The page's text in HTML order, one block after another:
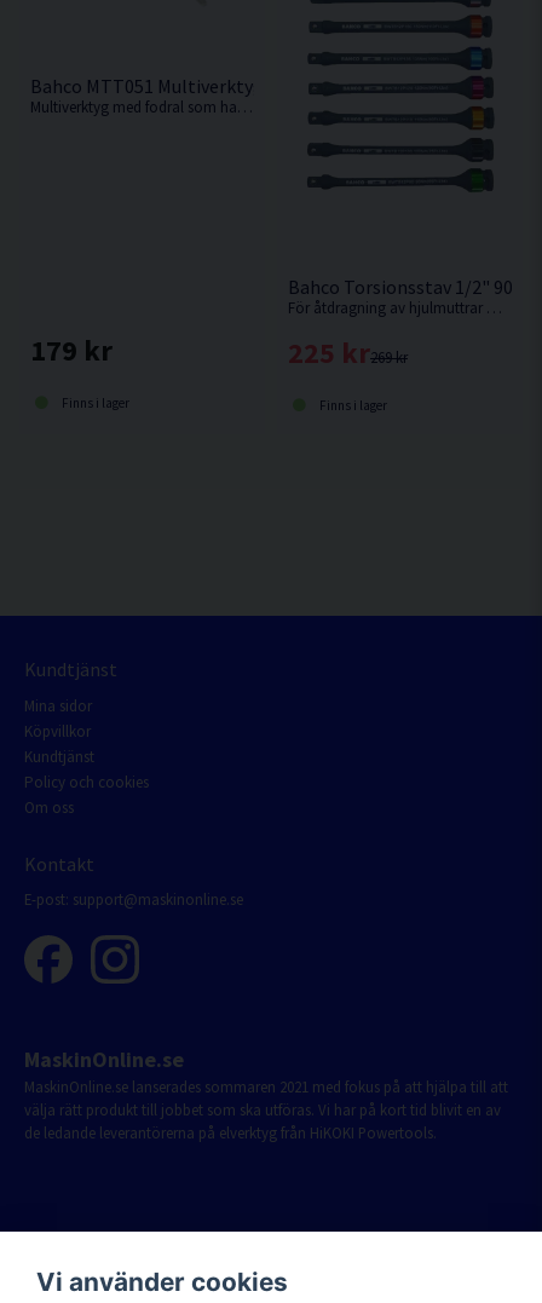
Bahco MTT051 Multiverktyg 12-i-1
Multiverktyg med fodral som har hela 12 funktioner från Bahco.
179 kr
Finns i lager
Bahco Torsionsstav 1/2" 90-
För åtdragning av hjulmuttrar med en mutterdragare utan att överskrida rekommenderat vridmoment. Välj styrka i rullmenyn.
269 kr
225 kr
Finns i lager
Kundtjänst
Mina sidor
Köpvillkor
Kundtjänst
Policy och cookies
Om oss
Kontakt
E-post: support@maskinonline.se
MaskinOnline.se
MaskinOnline.se lanserades sommaren 2021 med fokus på att hjälpa till att
välja rätt produkt till jobbet som ska utföras. Vi har på kort tid blivit en av
de ledande leverantörerna på elverktyg från HiKOKI Powertools.
Vi använder cookies